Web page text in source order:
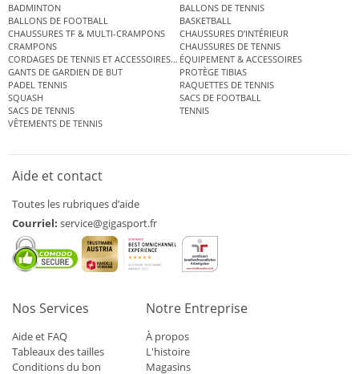
BADMINTON
BALLONS DE TENNIS
BALLONS DE FOOTBALL
BASKETBALL
CHAUSSURES TF & MULTI-CRAMPONS
CHAUSSURES D’INTÉRIEUR
CRAMPONS
CHAUSSURES DE TENNIS
CORDAGES DE TENNIS ET ACCESSOIRES DE TENNISÉQUIPEMENT & ACCESSOIRES
GANTS DE GARDIEN DE BUT
PROTÈGE TIBIAS
PADEL TENNIS
RAQUETTES DE TENNIS
SQUASH
SACS DE FOOTBALL
SACS DE TENNIS
TENNIS
VÊTEMENTS DE TENNIS
Aide et contact
Toutes les rubriques d’aide
Courriel: service@gigasport.fr
Nos Services
Aide et FAQ
Tableaux des tailles
Conditions du bon
Notre Entreprise
À propos
L'histoire
Magasins